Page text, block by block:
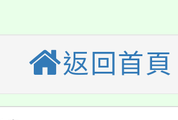
低收入戶享有免
優惠，中低收入戶
優惠，詳情可洽有
自造教育及科技
增能研習
自造教育及科技
研習
生活教案入校路
返回首頁